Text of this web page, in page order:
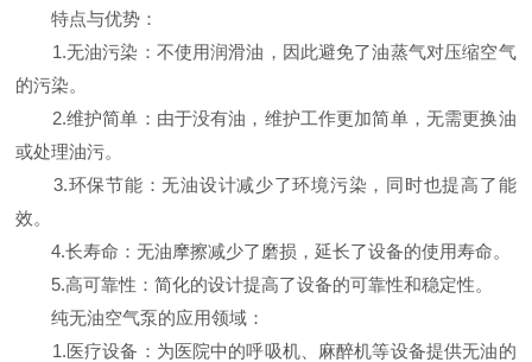
特点与优势：
1.无油污染：不使用润滑油，因此避免了油蒸气对压缩空气
的污染。
2.维护简单：由于没有油，维护工作更加简单，无需更换油
或处理油污。
3.环保节能：无油设计减少了环境污染，同时也提高了能
效。
4.长寿命：无油摩擦减少了磨损，延长了设备的使用寿命。
5.高可靠性：简化的设计提高了设备的可靠性和稳定性。
纯无油空气泵的应用领域：
1.医疗设备：为医院中的呼吸机、麻醉机等设备提供无油的